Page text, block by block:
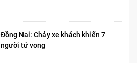
Đồng Nai: Cháy xe khách khiến 7
người tử vong​